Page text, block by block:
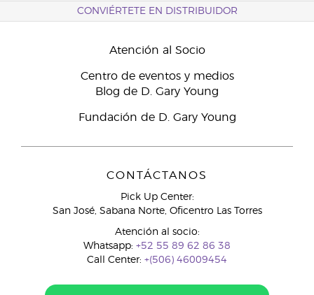
CONVIÉRTETE EN DISTRIBUIDOR
Atención al Socio
Centro de eventos y medios
Blog de D. Gary Young
Fundación de D. Gary Young
CONTÁCTANOS
Pick Up Center:
San José, Sabana Norte, Oficentro Las Torres
Atención al socio:
Whatsapp: +52 55 89 62 86 38
Call Center: +(506) 46009454